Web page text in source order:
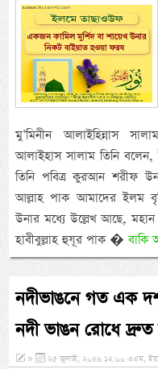
মু’মিনীন আলাইহিন্নাস
আলাইহাস সালাম তিনি
তিনি পবিত্র কুরআন শরীফ
আল্লাহ পাক আমাদের ইলম
উনার মধ্যে উল্লেখ আছে,
হাবীবুল্লাহ হুযূর পাক �বাকি
নদীভাঙনে গত এক
নদী ভাঙন রোধে দ্রুত
» ২৫ জুলাই, ২০২৬ ১২:০০ এএম,